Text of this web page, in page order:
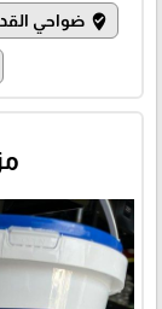
where_to_vote ضواحي